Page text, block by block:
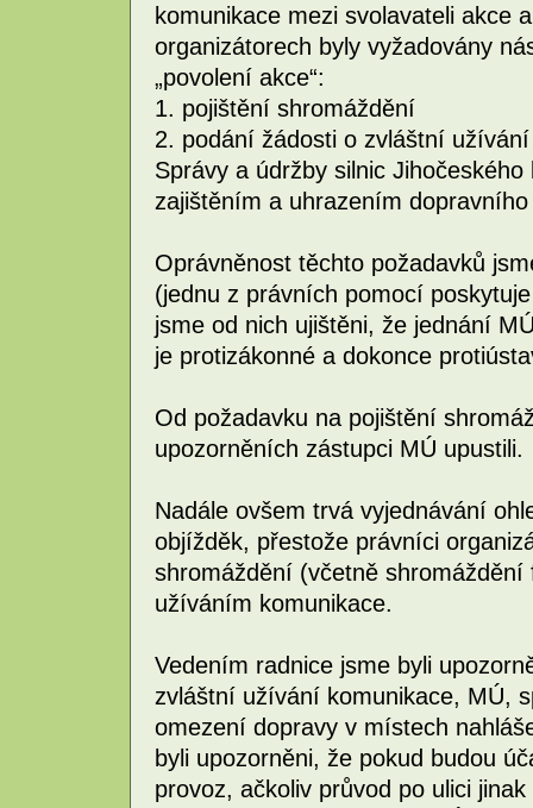
komunikace mezi svolavateli akce
organizátorech byly vyžadovány
„povolení akce“:
1. pojištění shromáždění
2. podání žádosti o zvláštní
Správy a údržby silnic
zajištěním a uhrazením
Oprávněnost těchto požadavků
(jednu z právních pomocí
jsme od nich ujištěni, že jednání
je protizákonné a dokonce
Od požadavku na pojištění
upozorněních zástupci MÚ upustili.
Nadále ovšem trvá vyjednávání
objížděk, přestože právníci
shromáždění (včetně
užíváním komunikace.
Vedením radnice jsme byli
zvláštní užívání komunikace, MÚ,
omezení dopravy v místech
byli upozorněni, že pokud budou
provoz, ačkoliv průvod po ulici